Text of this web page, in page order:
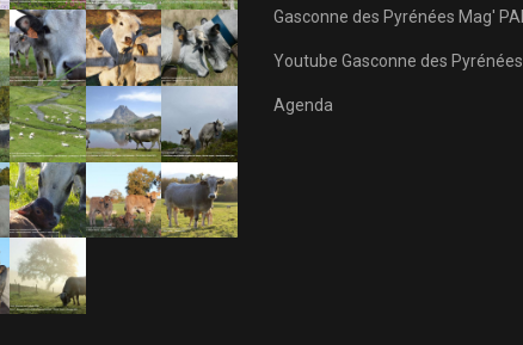
Gasconne des Pyrénées Mag'
Youtube Gasconne des Pyrénées
Agenda